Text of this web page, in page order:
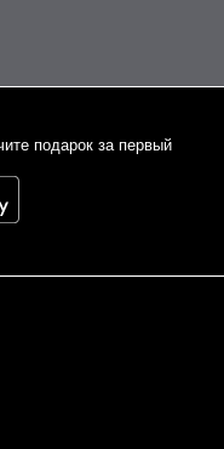
подарок за первый